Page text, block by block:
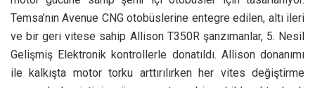
Temsa’nın Avenue CNG otobüslerine entegre edilen, altı ileri
ve bir geri vitese sahip Allison T350R şanzımanlar, 5. Nesil
Gelişmiş Elektronik kontrollerle donatıldı. Allison donanımı
ile kalkışta motor torku arttırılırken her vites değiştirme